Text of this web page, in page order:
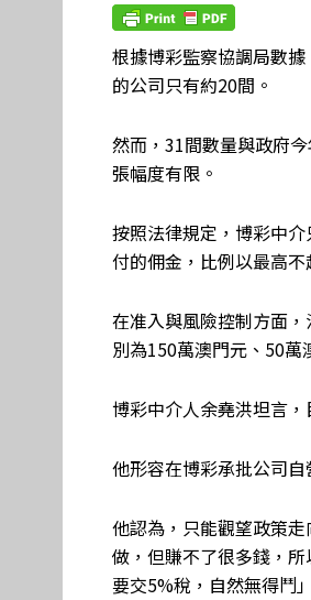
根據博彩監察協調局數
的公司只有約20間。
然而，31間數量與政府
張幅度有限。
按照法律規定，博彩中
付的佣金，比例以最高
在准入與風險控制方面
別為150萬澳門元、50萬
博彩中介人余堯洪坦言
他形容在博彩承批公司
他認為，只能觀望政策
做，但賺不了很多錢，
要交5%稅，自然無得鬥